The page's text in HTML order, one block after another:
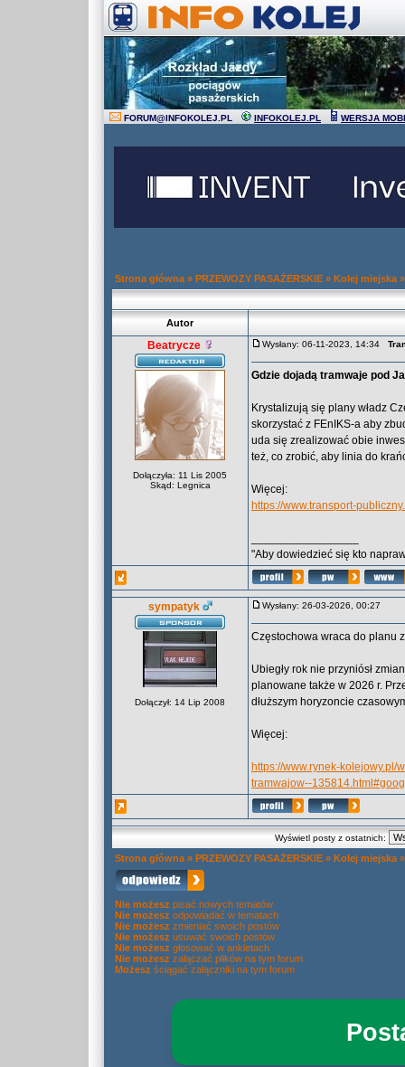
FORUM@INFOKOLEJ.PL INFOKOLEJ.PL WERSJA
Strona główna » PRZEWOZY PASAŻERSKIE » Kolej miejska
Autor
Beatrycze
Dołączyła: 11 Lis 2005
Skąd: Legnica
Wysłany: 06-11-2023, 14:34
Gdzie dojadą tramwaje pod
Krystalizują się plany władz
skorzystać z FEnIKS-a aby
uda się zrealizować obie
też, co zrobić, aby linia do
Więcej:
https://www.transport-
"Aby dowiedzieć się kto
sympatyk
Dołączył: 14 Lip 2008
Wysłany: 26-03-2026, 00:27
Częstochowa wraca do planu
Ubiegły rok nie przyniósł
planowane także w 2026 r.
dłuższym horyzoncie
Więcej:
https://www.rynek-
tramwajow--
Wyświetl posty z ostatnich:
Strona główna » PRZEWOZY PASAŻERSKIE » Kolej miejska
Nie możesz pisać nowych tematów
Nie możesz odpowiadać w tematach
Nie możesz zmieniać swoich postów
Nie możesz usuwać swoich postów
Nie możesz głosować w ankietach
Nie możesz załączać plików na tym forum
Możesz ściągać załączniki na tym forum